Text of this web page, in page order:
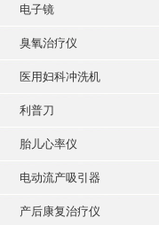
电子镜
臭氧治疗仪
医用妇科冲洗机
利普刀
胎儿心率仪
电动流产吸引器
产后康复治疗仪